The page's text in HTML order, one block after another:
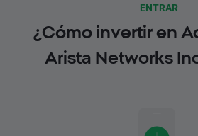
ENTRAR
¿Cómo invertir en
Arista Networks